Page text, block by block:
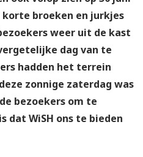
korte broeken en jurkjes
weer uit de kast
dag van te
hadden het terrein
zonnige zaterdag was
bezoekers om te
dat WiSH ons te bieden